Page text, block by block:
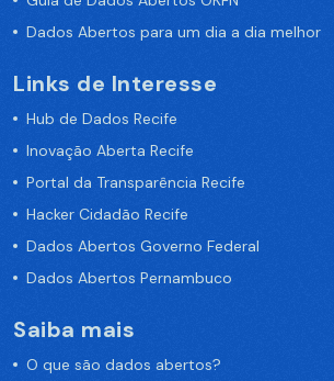
Dados Abertos para um dia a dia melhor
Links de Interesse
Hub de Dados Recife
Inovação Aberta Recife
Portal da Transparência Recife
Hacker Cidadão Recife
Dados Abertos Governo Federal
Dados Abertos Pernambuco
Saiba mais
O que são dados abertos?